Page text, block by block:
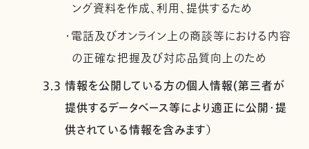
ング資料を作成、利用、提供するため
・電話及びオンライン上の商談等における内容
の正確な把握及び対応品質向上のため
3.3 情報を公開している方の個人情報(第三者が
提供するデータベース等により適正に公開・提
供されている情報を含みます）